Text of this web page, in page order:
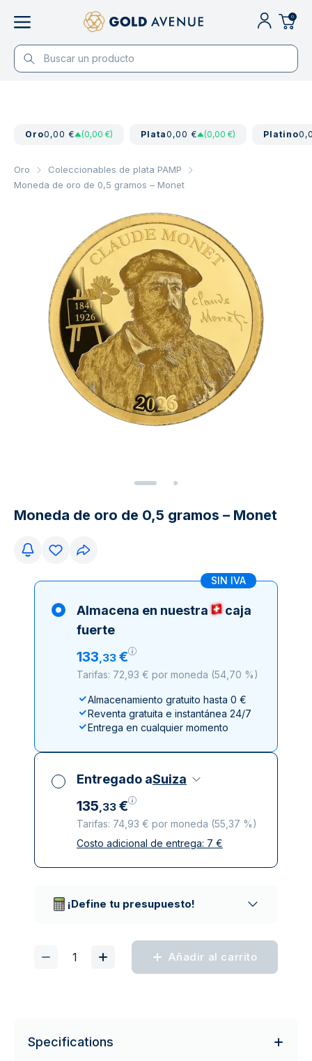
0
Oro0,00 € (0,00 €) Plata0,00 € (0,00 €) Platino
Oro
Coleccionables de plata PAMP
Moneda de oro de 0,5 gramos – Monet
Moneda de oro de 0,5 gramos – Monet
SIN IVA
Almacena en nuestra
caja
fuerte
133,33 €
Tarifas: 72,93 € por moneda (54,70 %)
Almacenamiento gratuito hasta 0 €
Reventa gratuita e instantánea 24/7
Entrega en cualquier momento
Entregado aSuiza
135,33 €
Tarifas: 74,93 € por moneda (55,37 %)
Impuestos incluidos
Costo adicional de entrega: 7 €
¡Define tu presupuesto!
Añadir al carrito
Specifications